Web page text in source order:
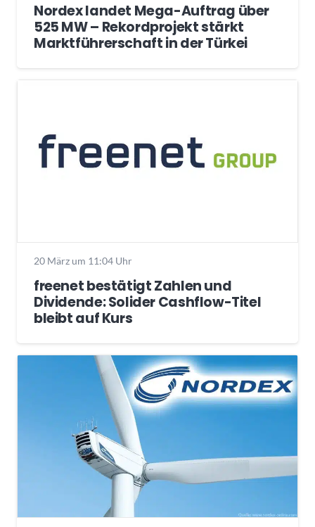
Nordex landet Mega-Auftrag über
525 MW – Rekordprojekt stärkt
Marktführerschaft in der Türkei
20 März um 11:04 Uhr
freenet bestätigt Zahlen und
Dividende: Solider Cashflow-Titel
bleibt auf Kurs